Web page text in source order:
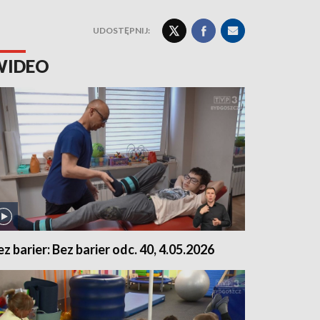
UDOSTĘPNIJ:
barier: Bez barier odc. 40, 4.05.2026